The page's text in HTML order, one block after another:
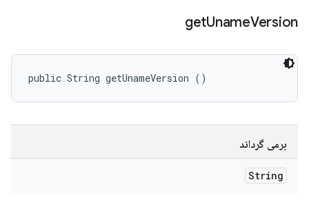
getUnameVersion
public String getUnameVersion ()
برمی گرداند
String